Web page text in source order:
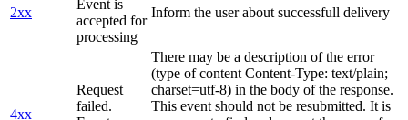
2xx
Event is
accepted for
processing
Inform the user about successfull delivery
4xx
Request
failed.
There may be a description of the error
(type of content Content-Type: text/plain;
charset=utf-8) in the body of the response.
This event should not be resubmitted. It is